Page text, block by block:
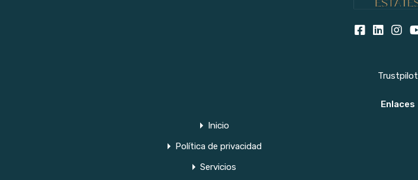
Trustpilot
Enlaces
Inicio
Política de privacidad
Servicios